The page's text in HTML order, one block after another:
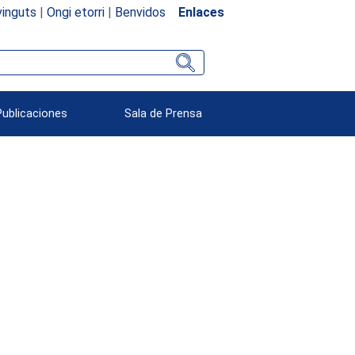
| Ongi etorri| Benvidos Enlaces
Sala de Prensa